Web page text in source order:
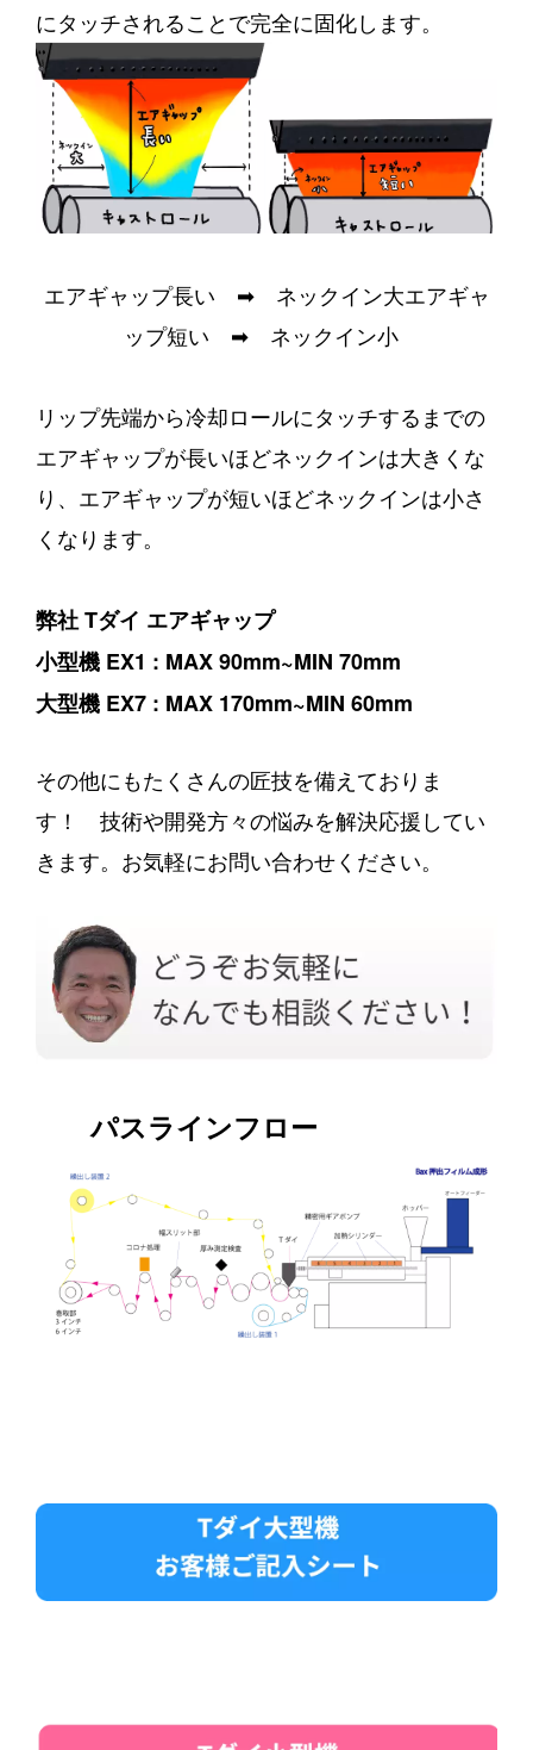
にタッチされることで完全に固化します。
エアギャップ長い ➡ ネックイン大エアギャ
ップ短い ➡ ネックイン小
リップ先端から冷却ロールにタッチするまでの
エアギャップが長いほどネックインは大きくな
り、エアギャップが短いほどネックインは小さ
くなります。
弊社 Tダイ エアギャップ
小型機 EX1 : MAX 90mm~MIN 70mm
大型機 EX7 : MAX 170mm~MIN 60mm
その他にもたくさんの匠技を備えておりま
す！ 技術や開発方々の悩みを解決応援してい
きます。お気軽にお問い合わせください。
パスラインフロー